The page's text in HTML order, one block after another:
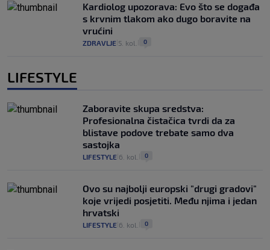
Kardiolog upozorava: Evo što se događa
s krvnim tlakom ako dugo boravite na
vrućini
ZDRAVLJE 5. kol. 0
LIFESTYLE
Zaboravite skupa sredstva:
Profesionalna čistačica tvrdi da za
blistave podove trebate samo dva
sastojka
LIFESTYLE 6. kol. 0
Ovo su najbolji europski "drugi gradovi"
koje vrijedi posjetiti. Među njima i jedan
hrvatski
LIFESTYLE 6. kol. 0